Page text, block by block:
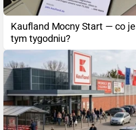
Kaufland Mocny Start — co
tym tygodniu?